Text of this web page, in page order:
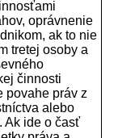
oprávnenie
ak to nie
tretej osoby a
činnosti
povahe práv z
alebo
Ak ide o časť